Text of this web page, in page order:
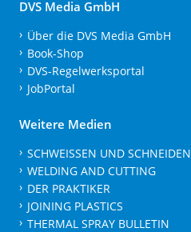
DVS Media GmbH
Über die DVS Media GmbH
Book-Shop
DVS-Regelwerksportal
JobPortal
Weitere Medien
SCHWEISSEN UND SCHNEIDEN
WELDING AND CUTTING
DER PRAKTIKER
JOINING PLASTICS
THERMAL SPRAY BULLETIN